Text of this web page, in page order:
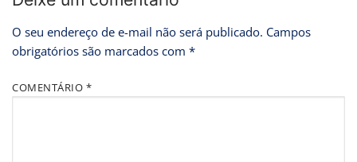
O seu endereço de e-mail não será publicado. Campos
obrigatórios são marcados com *
COMENTÁRIO *